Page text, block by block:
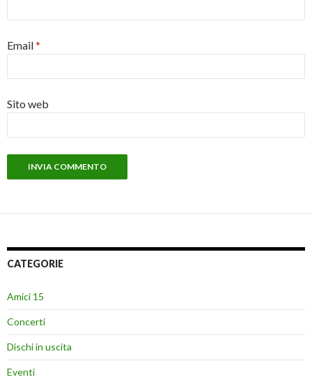
Email*
Sito web
CATEGORIE
Amici 15
Concerti
Dischi in uscita
Eventi